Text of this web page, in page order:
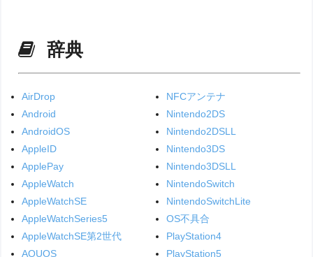
辞典
AirDrop
Android
AndroidOS
AppleID
ApplePay
AppleWatch
AppleWatchSE
AppleWatchSeries5
AppleWatchSE第2世代
AQUOS
NFCアンテナ
Nintendo2DS
Nintendo2DSLL
Nintendo3DS
Nintendo3DSLL
NintendoSwitch
NintendoSwitchLite
OS不具合
PlayStation4
PlayStation5